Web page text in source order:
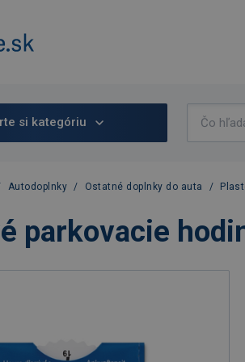
si kategóriu
Autodoplnky / Ostatné doplnky do auta /
parkovacie